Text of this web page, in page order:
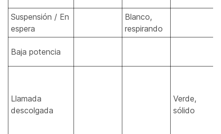
Suspensión / En
espera
Blanco,
respirando
Baja potencia
Llamada
descolgada
Verde,
sólido